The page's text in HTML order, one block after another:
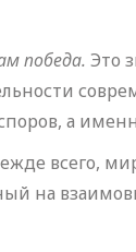
победа. Это
споров, а
всего,
на